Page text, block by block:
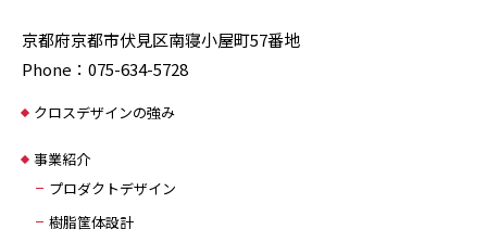
京都府京都市伏見区南寝小屋町57番地
Phone：075-634-5728
クロスデザインの強み
事業紹介
プロダクトデザイン
樹脂筐体設計